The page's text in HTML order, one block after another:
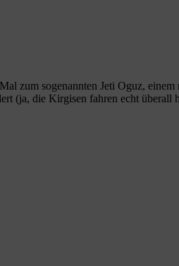
zum sogenannten Jeti Oguz,
(ja, die Kirgisen fahren echt